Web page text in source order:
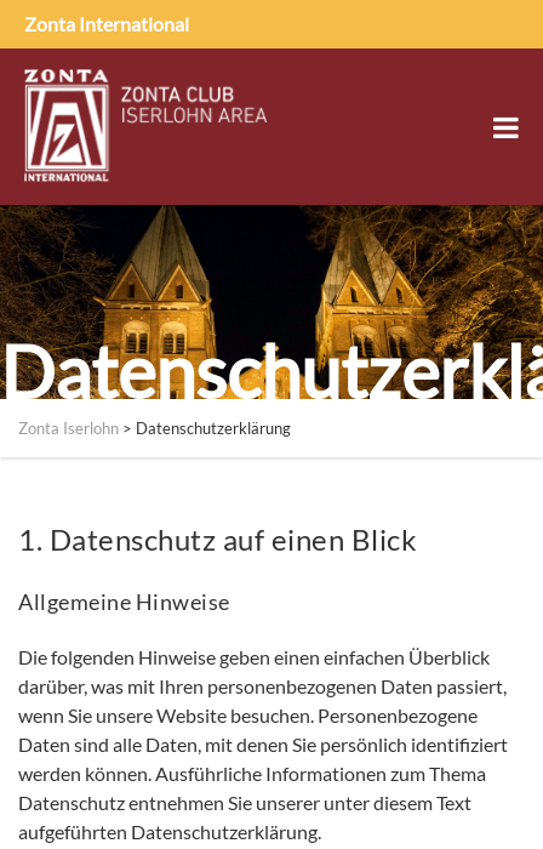
Zonta International
Zonta Iserlohn > Datenschutzerklärung
1. Datenschutz auf einen Blick
Allgemeine Hinweise
Die folgenden Hinweise geben einen einfachen Überblick
darüber, was mit Ihren personenbezogenen Daten passiert,
wenn Sie unsere Website besuchen. Personenbezogene
Daten sind alle Daten, mit denen Sie persönlich identifiziert
werden können. Ausführliche Informationen zum Thema
Datenschutz entnehmen Sie unserer unter diesem Text
aufgeführten Datenschutzerklärung.